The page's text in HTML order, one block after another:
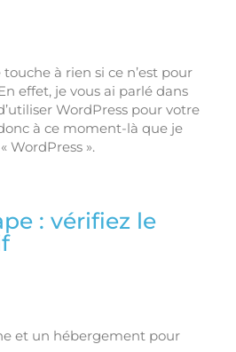
à rien si ce n’est pour
effet, je vous ai parlé dans
WordPress pour votre
à ce moment-là que je
WordPress ».
: vérifiez le
et un hébergement pour